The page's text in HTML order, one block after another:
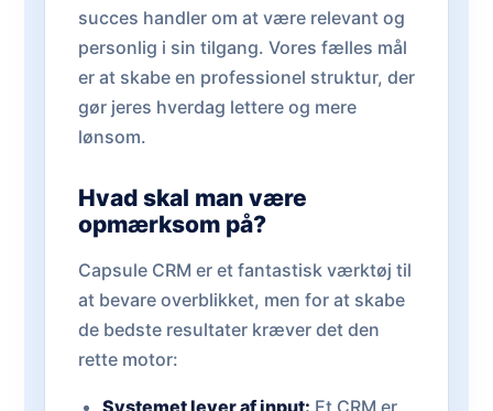
succes handler om at være relevant og
personlig i sin tilgang. Vores fælles mål
er at skabe en professionel struktur, der
gør jeres hverdag lettere og mere
lønsom.
Hvad skal man være
opmærksom på?
Capsule CRM er et fantastisk værktøj til
at bevare overblikket, men for at skabe
de bedste resultater kræver det den
rette motor:
Systemet lever af input: Et CRM er